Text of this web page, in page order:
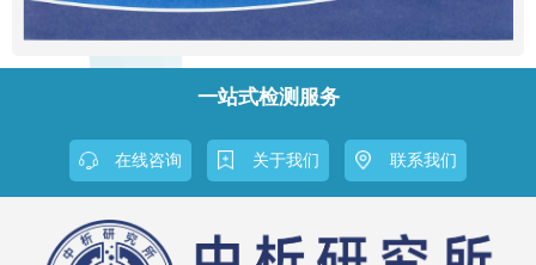
一站式检测服务
在线咨询 关于我们 联系我们